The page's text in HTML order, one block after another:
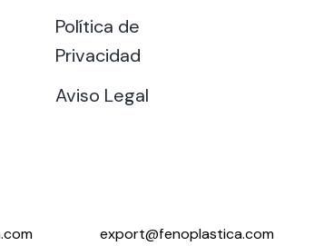
Política de
Privacidad
Aviso Legal
export@fenoplastica.com